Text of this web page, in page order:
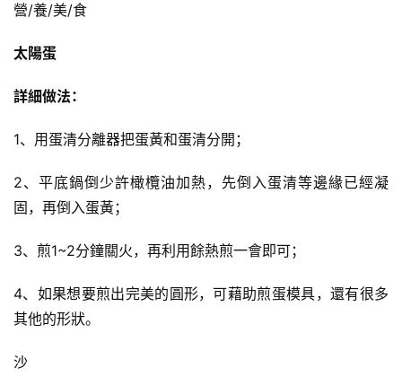
營/養/美/食
太陽蛋
詳細做法：
1、用蛋清分離器把蛋黃和蛋清分開；
2、平底鍋倒少許橄欖油加熱，先倒入蛋清等邊緣已經凝
固，再倒入蛋黃；
3、煎1~2分鐘關火，再利用餘熱煎一會即可；
4、如果想要煎出完美的圓形，可藉助煎蛋模具，還有很多
其他的形狀。
沙